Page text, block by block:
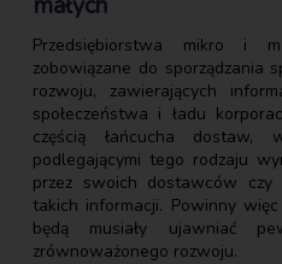
Przedsiębiorstwa mikro i
zobowiązane do sporządzania
rozwoju, zawierających
społeczeństwa i ładu
częścią łańcucha dostaw,
podlegającymi tego rodzaju
przez swoich dostawców czy
takich informacji. Powinny
będą musiały ujawniać
zrównoważonego rozwoju.